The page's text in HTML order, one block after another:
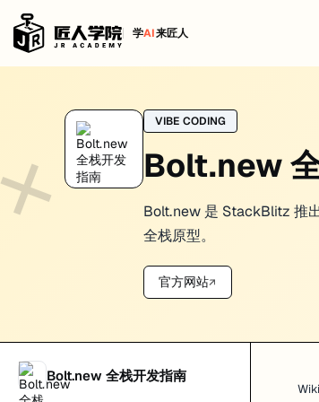
学AI来匠人
第一次在 Bolt.new 里做东西，最容易犯的错不是技术选
所以我现在更倾向把 first app 理解成一件很具体的事: 先
报名页、预约页、待办页、FAQ 搜索页、简单
开始前先把边界写死
我觉得最有用的准备，不是先研究栈，而是先写清楚两句
prompt 不用花，得够具体
VIBE CODING
Bolt.new
Bolt.new 是 StackBlitz 推
全栈原型。
官方网站↗
Bolt.new 全栈开发指南
Wiki